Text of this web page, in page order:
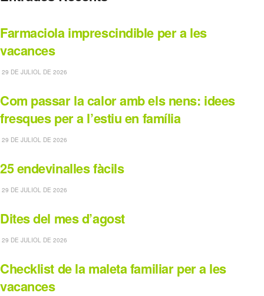
Farmaciola imprescindible per a les
vacances
29 DE JULIOL DE 2026
Com passar la calor amb els nens: idees
fresques per a l’estiu en família
29 DE JULIOL DE 2026
25 endevinalles fàcils
29 DE JULIOL DE 2026
Dites del mes d’agost
29 DE JULIOL DE 2026
Checklist de la maleta familiar per a les
vacances